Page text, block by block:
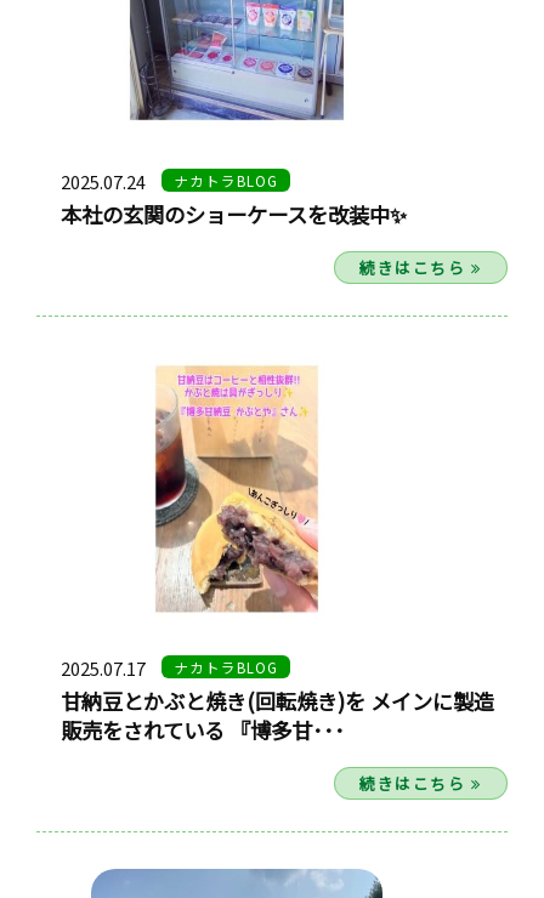
2025.07.24 ナカトラBLOG
本社の玄関のショーケースを改装中✨
続きはこちら
2025.07.17 ナカトラBLOG
甘納豆とかぶと焼き(回転焼き)を メインに製造
販売をされている 『博多甘･･･
続きはこちら